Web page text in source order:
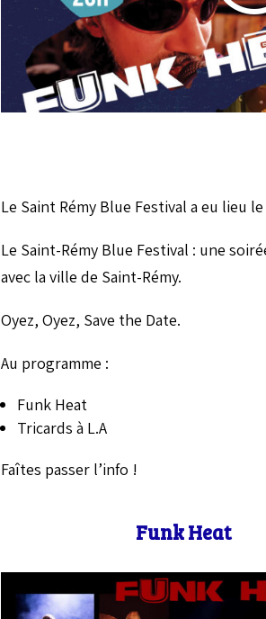
Le Saint Rémy Blue Festival a eu lieu
Le Saint-Rémy Blue Festival : une
avec la ville de Saint-Rémy.
Oyez, Oyez, Save the Date.
Au programme :
Funk Heat
Tricards à L.A
Faîtes passer l’info !
Funk Heat